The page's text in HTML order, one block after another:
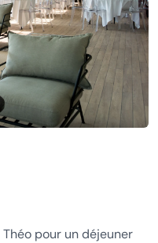
pour un déjeuner